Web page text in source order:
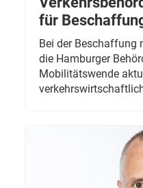
für
Bei der Beschaffung
die Hamburger
Mobilitätswende